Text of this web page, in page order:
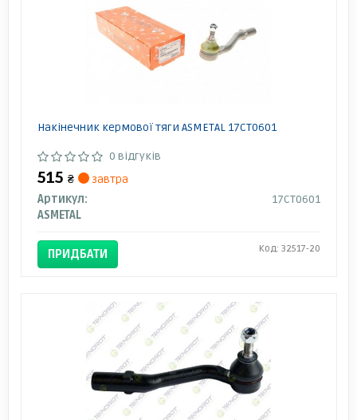
Накінечник кермової тяги ASMETAL 17CT0601
0 відгуків
515 ₴
завтра
Артикул:
17CT0601
ASMETAL
ПРИДБАТИ Код: 32517-20